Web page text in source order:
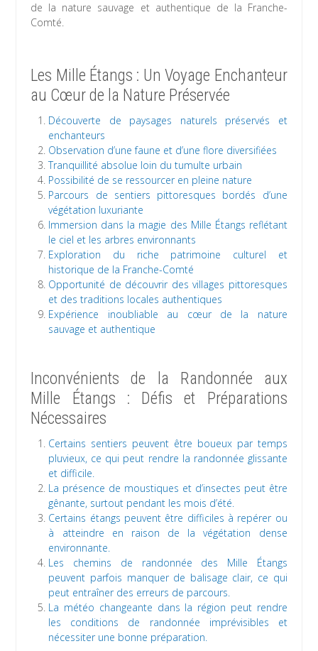
de la nature sauvage et authentique de la Franche-
Comté.
Les Mille Étangs : Un Voyage Enchanteur
au Cœur de la Nature Préservée
Découverte de paysages naturels préservés et
enchanteurs
Observation d’une faune et d’une flore diversifiées
Tranquillité absolue loin du tumulte urbain
Possibilité de se ressourcer en pleine nature
Parcours de sentiers pittoresques bordés d’une
végétation luxuriante
Immersion dans la magie des Mille Étangs reflétant
le ciel et les arbres environnants
Exploration du riche patrimoine culturel et
historique de la Franche-Comté
Opportunité de découvrir des villages pittoresques
et des traditions locales authentiques
Expérience inoubliable au cœur de la nature
sauvage et authentique
Inconvénients de la Randonnée aux
Mille Étangs : Défis et Préparations
Nécessaires
Certains sentiers peuvent être boueux par temps
pluvieux, ce qui peut rendre la randonnée glissante
et difficile.
La présence de moustiques et d’insectes peut être
gênante, surtout pendant les mois d’été.
Certains étangs peuvent être difficiles à repérer ou
à atteindre en raison de la végétation dense
environnante.
Les chemins de randonnée des Mille Étangs
peuvent parfois manquer de balisage clair, ce qui
peut entraîner des erreurs de parcours.
La météo changeante dans la région peut rendre
les conditions de randonnée imprévisibles et
nécessiter une bonne préparation.